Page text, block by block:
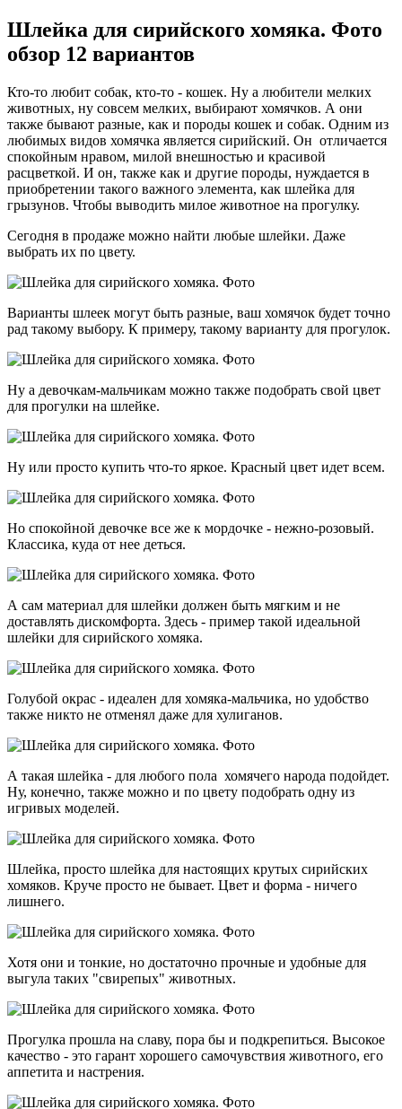
Шлейка для сирийского хомяка. Фото
обзор 12 вариантов
Кто-то любит собак, кто-то - кошек. Ну а любители мелких
животных, ну совсем мелких, выбирают хомячков. А они
также бывают разные, как и породы кошек и собак. Одним из
любимых видов хомячка является сирийский. Он отличается
спокойным нравом, милой внешностью и красивой
расцветкой. И он, также как и другие породы, нуждается в
приобретении такого важного элемента, как шлейка для
грызунов. Чтобы выводить милое животное на прогулку.
Сегодня в продаже можно найти любые шлейки. Даже
выбрать их по цвету.
Варианты шлеек могут быть разные, ваш хомячок будет точно
рад такому выбору. К примеру, такому варианту для прогулок.
Ну а девочкам-мальчикам можно также подобрать свой цвет
для прогулки на шлейке.
Ну или просто купить что-то яркое. Красный цвет идет всем.
Но спокойной девочке все же к мордочке - нежно-розовый.
Классика, куда от нее деться.
А сам материал для шлейки должен быть мягким и не
доставлять дискомфорта. Здесь - пример такой идеальной
шлейки для сирийского хомяка.
Голубой окрас - идеален для хомяка-мальчика, но удобство
также никто не отменял даже для хулиганов.
А такая шлейка - для любого пола хомячего народа подойдет.
Ну, конечно, также можно и по цвету подобрать одну из
игривых моделей.
Шлейка, просто шлейка для настоящих крутых сирийских
хомяков. Круче просто не бывает. Цвет и форма - ничего
лишнего.
Хотя они и тонкие, но достаточно прочные и удобные для
выгула таких "свирепых" животных.
Прогулка прошла на славу, пора бы и подкрепиться. Высокое
качество - это гарант хорошего самочувствия животного, его
аппетита и настрения.